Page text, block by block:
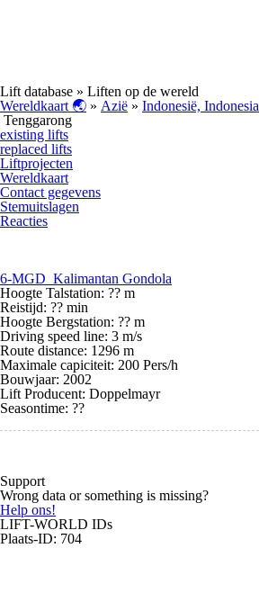
Lift database » Liften op de wereld
Wereldkaart 🌏 » Azië » Indonesië, Indonesia
Tenggarong
existing lifts
replaced lifts
Liftprojecten
Wereldkaart
Contact gegevens
Stemuitslagen
Reacties
6-MGD Kalimantan Gondola
Hoogte Talstation: ?? m
Reistijd: ?? min
Hoogte Bergstation: ?? m
Driving speed line: 3 m/s
Route distance: 1296 m
Maximale capiciteit: 200 Pers/h
Bouwjaar: 2002
Lift Producent: Doppelmayr
Seasontime: ??
Support
Wrong data or something is missing?
Help ons!
LIFT-WORLD IDs
Plaats-ID: 704